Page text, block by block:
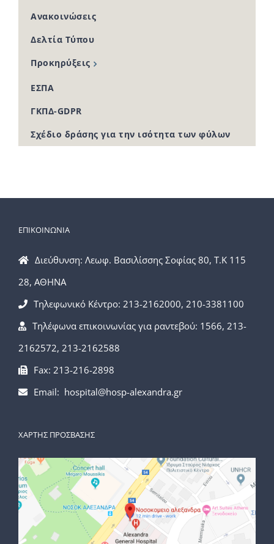
Ανακοινώσεις
Δελτία Τύπου
Προκηρύξεις
ΕΣΠΑ
ΓΚΠΔ-GDPR
Σχέδιο δράσης για την ισότητα των φύλων
ΕΠΙΚΟΙΝΩΝΙΑ
Διεύθυνση: Λεωφ. Βασιλίσσης Σοφίας 80, Τ.Κ 115
28, ΑΘΗΝΑ
Τηλεφωνικό Κέντρο: 213-2162000, 210-3381100
Τηλέφωνα επικοινωνίας για ραντεβού: 1566, 213-
2162572, 213-2162588
Fax: 213-216-2898
Email: hospital@hosp-alexandra.gr
ΧΑΡΤΗΣ ΠΡΟΣΒΑΣΗΣ